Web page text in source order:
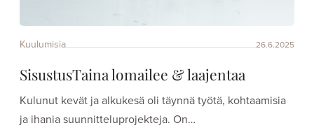
Kuulumisia 26.6.2025
SisustusTaina lomailee & laajentaa
Kulunut kevät ja alkukesä oli täynnä työtä, kohtaamisia
ja ihania suunnitteluprojekteja. On…